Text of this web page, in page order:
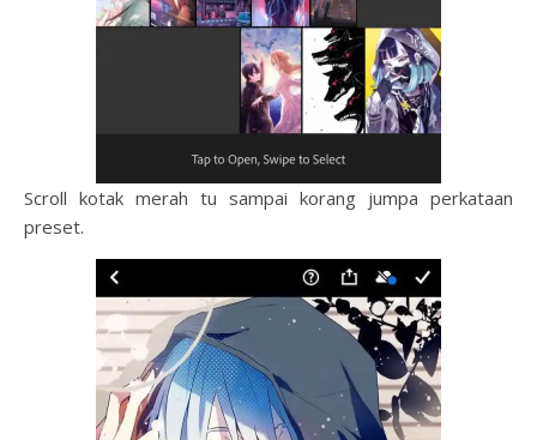
Scroll kotak merah tu sampai korang jumpa perkataan
preset.